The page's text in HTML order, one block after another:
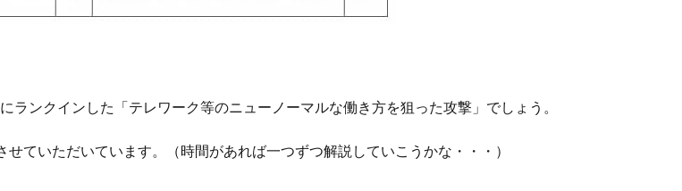
ンクインした「テレワーク等のニューノーマルな働き方を狙った攻撃」でしょう。
ていただいています。（時間があれば一つずつ解説していこうかな・・・）